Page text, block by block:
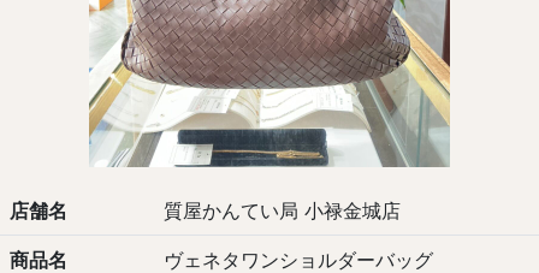
店舗名 質屋かんてい局 小禄金城店
商品名 ヴェネタワンショルダーバッグ